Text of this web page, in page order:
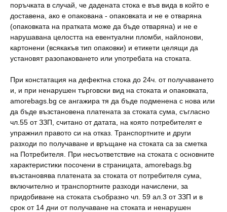
поръчката в случай, че дадената стока е във вида в който е
доставена, ако е опакована - опаковката и не е отваряна
(опаковката на пратката може да бъде отваряна) и не е
нарушавана целостта на евентуални пломби, найлонови,
картонени (всякакъв тип опаковки) и етикети целящи да
установят разопаковането или употребата на стоката.
При констатация на дефектна стока до 24ч. от получаването
и, и при ненарушен търговски вид на стоката и опаковката,
amorebags.bg се ангажира тя да бъде подменена с нова или
да бъде възстановена платената за стоката сума, съгласно
чл.55 от ЗЗП, считано от датата, на която потребителят е
упражнил правото си на отказ. Транспортните и други
разходи по получаване и връщане на стоката са за сметка
на Потребителя. При несъответствие на стоката с основните
характеристики посочени в страницата, amorebags.bg
възстановява платената за стоката от потребителя сума,
включително и транспортните разходи начислени, за
придобиване на стоката съобразно чл. 59 ал.3 от ЗЗП и в
срок от 14 дни от получаване на стоката и ненарушен